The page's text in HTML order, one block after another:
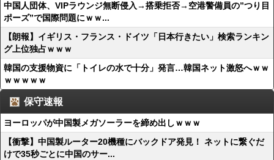
中国人団体、VIPラウンジ無断侵入→搭乗拒否→空港警備員の”つり目
ポーズ”で国際問題にｗｗ...
【朗報】イギリス・フランス・ドイツ「日本行きたい」検索ランキン
グ上位独占ｗｗｗ
韓国の支援物資に「トイレの水で十分」発言…韓国ネット激怒へｗｗ
ｗｗｗｗｗ
保守速報
ヨーロッパが中国製メガソーラーを締め出しｗｗｗ
【衝撃】中国製ルーター20機種にバックドア発見！ ネットに繋ぐだ
けで35秒ごとに中国のサー...